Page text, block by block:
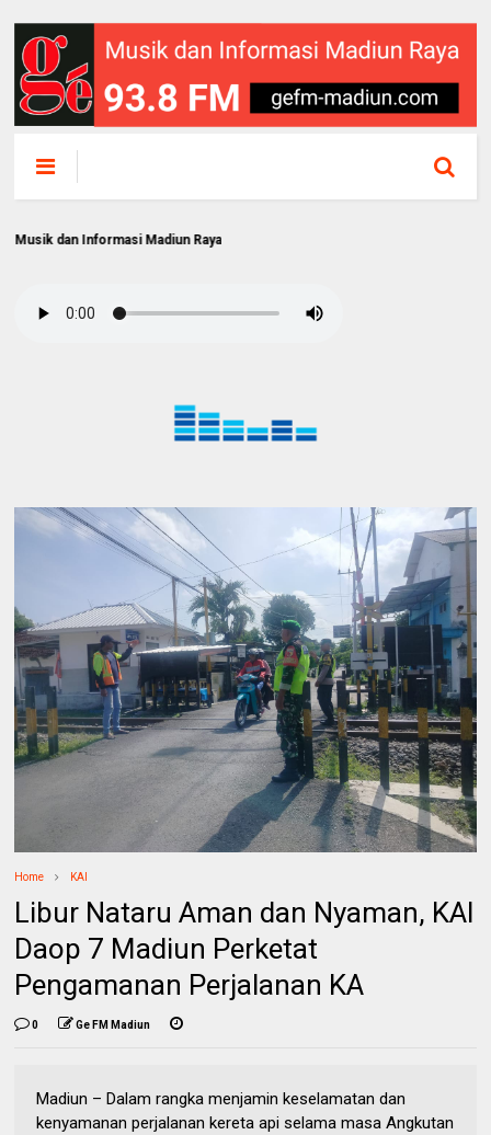
Informasi Madiun Raya
Home KAI
Libur Nataru Aman dan Nyaman, KAI
Daop 7 Madiun Perketat
Pengamanan Perjalanan KA
0 Ge FM Madiun
Madiun – Dalam rangka menjamin keselamatan dan
kenyamanan perjalanan kereta api selama masa Angkutan